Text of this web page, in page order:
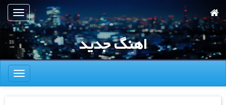
به
محتوای
اصلی
ناوبری
اهنگ جدید
ناوبری